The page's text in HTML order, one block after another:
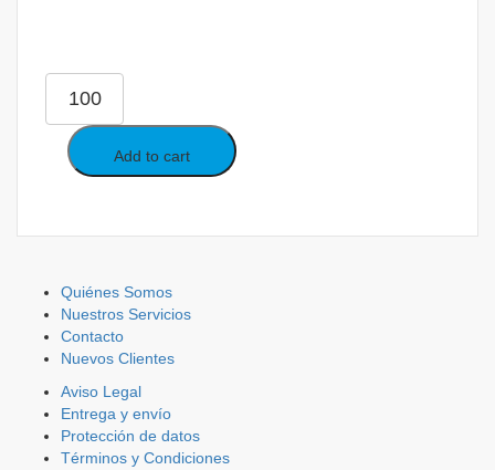
CILÍNDRICOS
PORTA
HEMBRA
quantity
Add to cart
Quiénes Somos
Nuestros Servicios
Contacto
Nuevos Clientes
Aviso Legal
Entrega y envío
Protección de datos
Términos y Condiciones